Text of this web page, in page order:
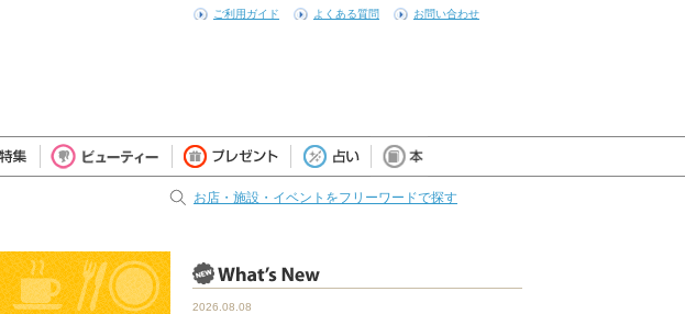
ご利用ガイド よくある質問 お問い合わせ
お店・施設・イベントをフリーワードで探す
2026.08.08